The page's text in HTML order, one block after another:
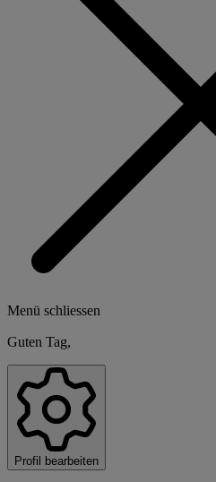
Menü schliessen
Guten Tag,
Profil bearbeiten